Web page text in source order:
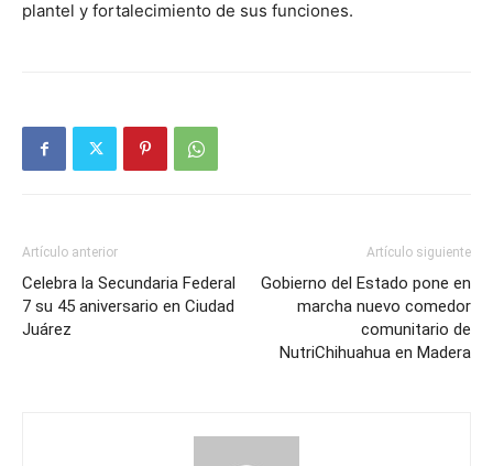
plantel y fortalecimiento de sus funciones.
Artículo anterior
Celebra la Secundaria Federal
7 su 45 aniversario en Ciudad
Juárez
Artículo siguiente
Gobierno del Estado pone en
marcha nuevo comedor
comunitario de
NutriChihuahua en Madera